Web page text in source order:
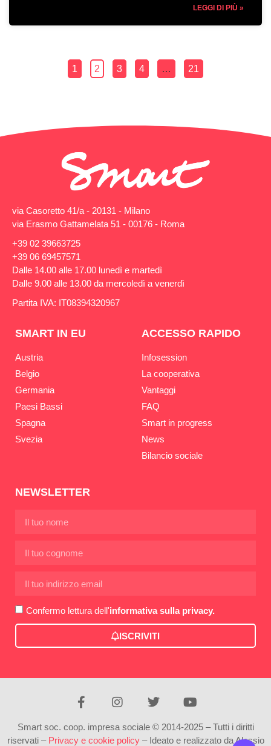
LEGGI DI PIÙ »
1 2 3 4 … 21
via Casoretto 41/a - 20131 - Milano
via Erasmo Gattamelata 51 - 00176 - Roma
+39 02 39663725
+39 06 69457571
Dalle 14.00 alle 17.00 lunedì e martedì
Dalle 9.00 alle 13.00 da mercoledì a venerdì
Partita IVA: IT08394320967
SMART IN EU
Austria
Belgio
Germania
Paesi Bassi
Spagna
Svezia
ACCESSO RAPIDO
Infosession
La cooperativa
Vantaggi
FAQ
Smart in progress
News
Bilancio sociale
NEWSLETTER
Confermo lettura dell'informativa sulla privacy.
ISCRIVITI
Smart soc. coop. impresa sociale © 2014-2025 – Tutti i diritti
riservati – Privacy e cookie policy– Ideato e realizzato da Alessio